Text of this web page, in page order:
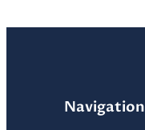
Navigation